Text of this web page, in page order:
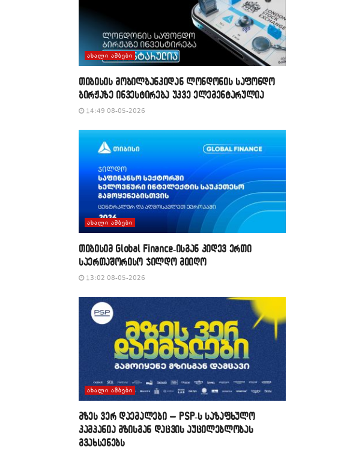
ᲐᲮᲐᲚᲘ ᲐᲛᲑᲔᲑᲘ
თიბისის მობილბანკიდან ლონდონის საფონდო
ბირჟაზე ინვესტირება უკვე ელემენტარულია
14:49 08-05-2026
ᲐᲮᲐᲚᲘ ᲐᲛᲑᲔᲑᲘ
თიბისიმ Global Finance-ისგან კიდევ ერთი
საერთაშორისო ჯილდო მიიღო
13:02 08-05-2026
ᲐᲮᲐᲚᲘ ᲐᲛᲑᲔᲑᲘ
მზეს ვერ დაემალები – PSP-ს საზაფხულო
კამპანია მზისგან დაცვის აუცილებლობას
გვახსენებს